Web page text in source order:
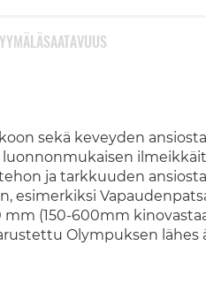
sekä keveyden
ja tarkkuuden
esimerkiksi
mm (150-600mm
Olympuksen